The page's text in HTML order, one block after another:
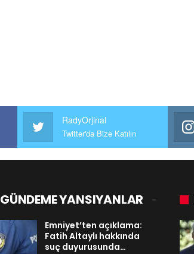
RadyOrjinal
Twitter'da Bize Katılın
GÜNDEME YANSIYANLAR
Emniyet’ten açıklama:
Fatih Altaylı hakkında
suç duyurusunda…